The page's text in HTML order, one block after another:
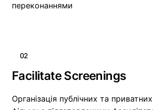
переконаннями
02
Facilitate Screenings
Організація публічних та